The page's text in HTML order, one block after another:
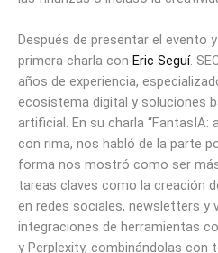
Después de presentar el evento
primera charla con Eric Seguí.
años de experiencia,
ecosistema digital y soluciones
artificial. En su charla
con rima, nos habló de la parte
forma nos mostró como ser
tareas claves como la creación
en redes sociales, newsletters y
integraciones de herramientas
y Perplexity, combinándolas con